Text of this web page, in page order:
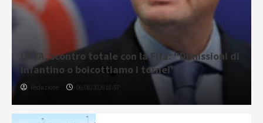
UEFA, scontro totale con la Fifa: “Dimissioni di
Infantino o boicottiamo i tornei”
Redazione 06/08/2026 18:57